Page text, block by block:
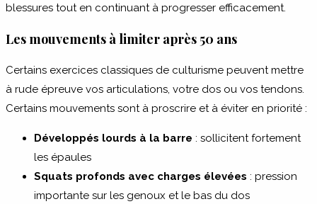
blessures tout en continuant à progresser efficacement.
Les mouvements à limiter après 50 ans
Certains exercices classiques de culturisme peuvent mettre
à rude épreuve vos articulations, votre dos ou vos tendons.
Certains mouvements sont à proscrire et à éviter en priorité :
Développés lourds à la barre : sollicitent fortement
les épaules
Squats profonds avec charges élevées : pression
importante sur les genoux et le bas du dos